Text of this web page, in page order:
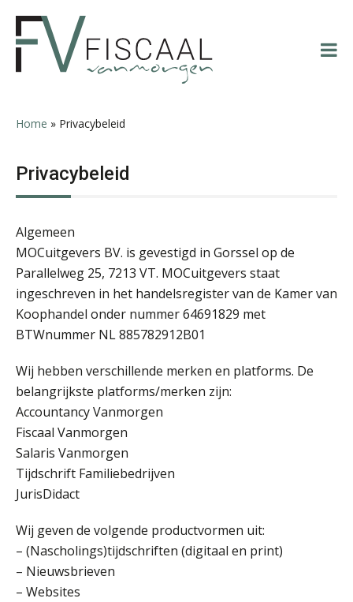
hoofdnavigatie
hoofd
eerste
voettekst
Home » Privacybeleid
Privacybeleid
Algemeen
MOCuitgevers BV. is gevestigd in Gorssel op de
Parallelweg 25, 7213 VT. MOCuitgevers staat
ingeschreven in het handelsregister van de Kamer van
Koophandel onder nummer 64691829 met
BTWnummer NL 885782912B01
Wij hebben verschillende merken en platforms. De
belangrijkste platforms/merken zijn:
Accountancy Vanmorgen
Fiscaal Vanmorgen
Salaris Vanmorgen
Tijdschrift Familiebedrijven
JurisDidact
Wij geven de volgende productvormen uit:
– (Nascholings)tijdschriften (digitaal en print)
– Nieuwsbrieven
– Websites